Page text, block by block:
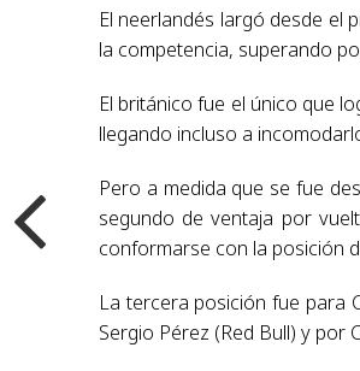
El neerlandés largó desde el
la competencia, superando
El británico fue el único que
llegando incluso a
Pero a medida que se fue
segundo de ventaja por
conformarse con la posición
La tercera posición fue para
Sergio Pérez (Red Bull) y por